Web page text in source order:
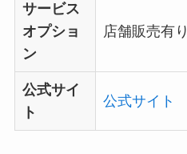
サービス
オプショ
ン
店舗販売有り
公式サイ
ト
公式サイト